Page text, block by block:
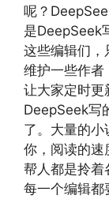
呢？
是DeepSeek
这些编辑们，
维护一些作者
让大家定时更
DeepSeek写
了。大量的
你，阅读的速
帮人都是拎着
每一个编辑都